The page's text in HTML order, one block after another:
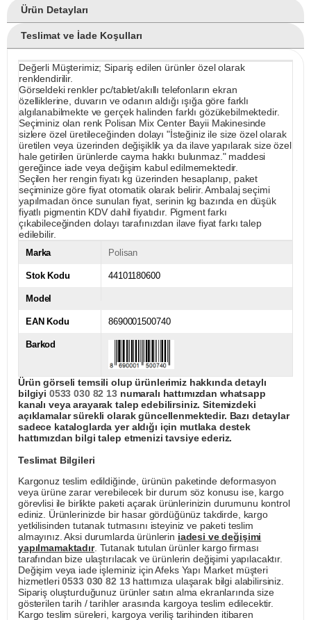
Ürün Detayları
Teslimat ve İade Koşulları
Değerli Müşterimiz; Sipariş edilen ürünler özel olarak
renklendirilir.
Görseldeki renkler pc/tablet/akıllı telefonların ekran
özelliklerine, duvarın ve odanın aldığı ışığa göre farklı
algılanabilmekte ve gerçek halinden farklı gözükebilmektedir.
Seçiminiz olan renk Polisan Mix Center Bayii Makinesinde
sizlere özel üretileceğinden dolayı "İsteğiniz ile size özel olarak
üretilen veya üzerinden değişiklik ya da ilave yapılarak size özel
hale getirilen ürünlerde cayma hakkı bulunmaz." maddesi
gereğince iade veya değişim kabul edilmemektedir.
Seçilen her rengin fiyatı kg üzerinden hesaplanıp, paket
seçiminize göre fiyat otomatik olarak belirir. Ambalaj seçimi
yapılmadan önce sunulan fiyat, serinin kg bazında en düşük
fiyatlı pigmentin KDV dahil fiyatıdır. Pigment farkı
çıkabileceğinden dolayı tarafınızdan ilave fiyat farkı talep
edilebilir.
Marka Polisan
Stok Kodu 44101180600
Model
EAN Kodu 8690001500740
Barkod
Ürün görseli temsili olup ürünlerimiz hakkında detaylı
bilgiyi 0533 030 82 13numaralı hattımızdan whatsapp
kanalı veya arayarak talep edebilirsiniz. Sitemizdeki
açıklamalar sürekli olarak güncellenmektedir. Bazı detaylar
sadece kataloglarda yer aldığı için mutlaka destek
hattımızdan bilgi talep etmenizi tavsiye ederiz.
Teslimat Bilgileri
Kargonuz teslim edildiğinde, ürünün paketinde deformasyon
veya ürüne zarar verebilecek bir durum söz konusu ise, kargo
görevlisi ile birlikte paketi açarak ürünlerinizin durumunu kontrol
ediniz. Ürünlerinizde bir hasar gördüğünüz takdirde, kargo
yetkilisinden tutanak tutmasını isteyiniz ve paketi teslim
almayınız. Aksi durumlarda ürünlerin iadesi ve değişimi
yapılmamaktadır. Tutanak tutulan ürünler kargo firması
tarafından bize ulaştırılacak ve ürünlerin değişimi yapılacaktır.
Değişim veya iade işleminiz için Afeks Yapı Market müşteri
hizmetleri0533 030 82 13hattımıza ulaşarak bilgi alabilirsiniz.
Sipariş oluşturduğunuz ürünler satın alma ekranlarında size
gösterilen tarih / tarihler arasında kargoya teslim edilecektir.
Kargo teslim süreleri, kargoya veriliş tarihinden itibaren